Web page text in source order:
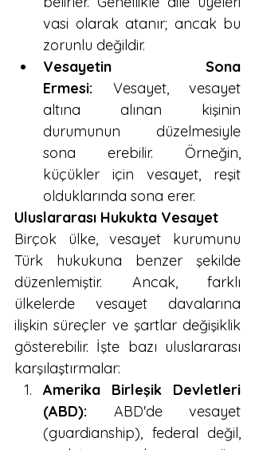
vasi olarak atanır; ancak bu
zorunlu değildir.
Vesayetin Sona
Ermesi: Vesayet, vesayet
altına alınan kişinin
durumunun düzelmesiyle
sona erebilir. Örneğin,
küçükler için vesayet, reşit
olduklarında sona erer.
Uluslararası Hukukta Vesayet
Birçok ülke, vesayet kurumunu
Türk hukukuna benzer şekilde
düzenlemiştir. Ancak, farklı
ülkelerde vesayet davalarına
ilişkin süreçler ve şartlar değişiklik
gösterebilir. İşte bazı uluslararası
karşılaştırmalar:
Amerika Birleşik Devletleri
(ABD): ABD'de vesayet
(guardianship), federal değil,